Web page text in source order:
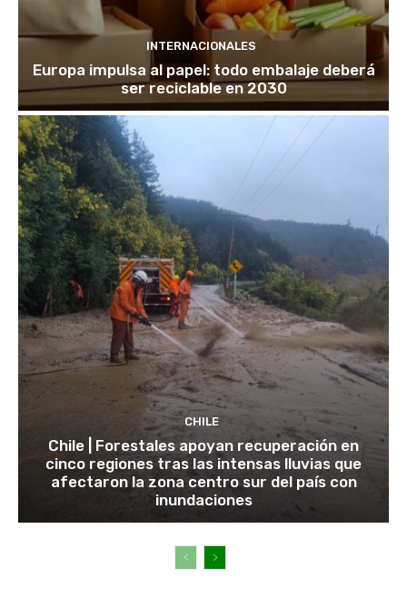
INTERNACIONALES
Europa impulsa al papel: todo embalaje deberá
ser reciclable en 2030
CHILE
Chile | Forestales apoyan recuperación en
cinco regiones tras las intensas lluvias que
afectaron la zona centro sur del país con
inundaciones